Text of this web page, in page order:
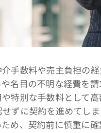
手数料や売主負担の
名目の不明な経費を
特別な手数料として
ずに契約を進めてし
め、契約前に慎重に確